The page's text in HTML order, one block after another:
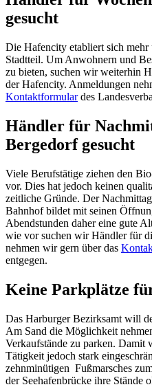
gesucht
Die Hafencity etabliert sich mehr
Stadtteil. Um Anwohnern und
zu bieten, suchen wir weiterhin
der Hafencity. Anmeldungen
Kontaktformulardes
Händler für
Bergedorf gesucht
Viele Berufstätige ziehen den
vor. Dies hat jedoch keinen
zeitliche Gründe. Der
Bahnhof bildet mit seinen
Abendstunden daher eine gute
wie vor suchen wir Händler für
nehmen wir gern über das
entgegen.
Keine Parkplätze
Das Harburger Bezirksamt will
Am Sand die Möglichkeit
Verkaufstände zu parken. Damit
Tätigkeit jedoch stark
zehnminütigen Fußmarsches
der Seehafenbrücke ihre Stände